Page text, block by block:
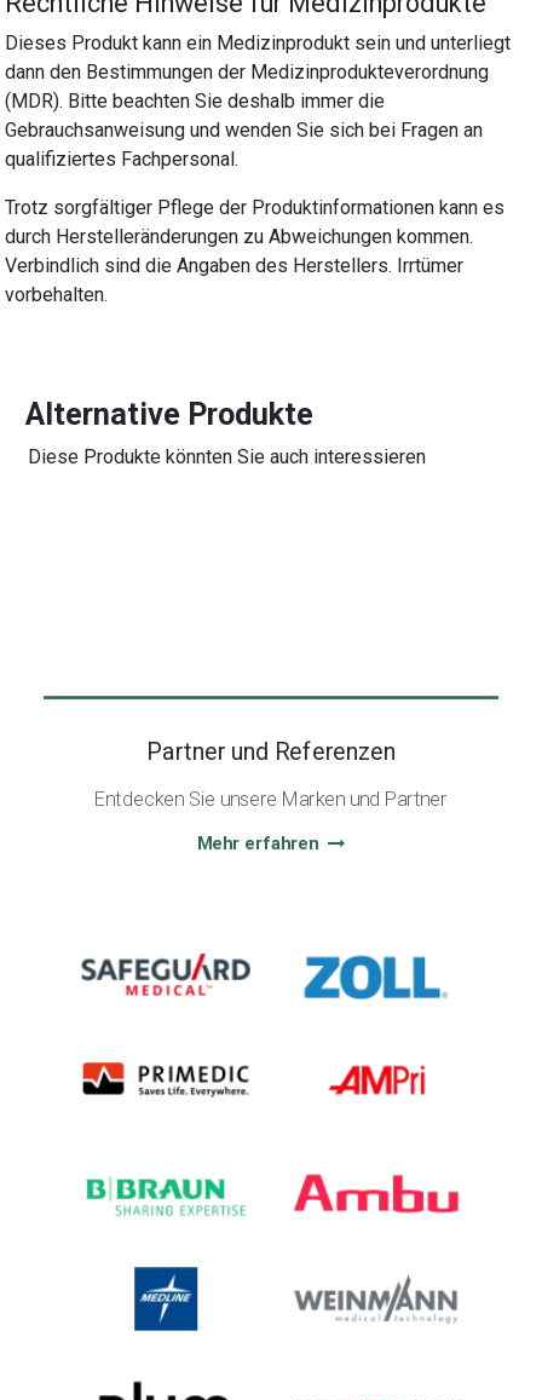
Dieses Produkt kann ein Medizinprodukt sein und unterliegt
dann den Bestimmungen der Medizinprodukteverordnung
(MDR). Bitte beachten Sie deshalb immer die
Gebrauchsanweisung und wenden Sie sich bei Fragen an
qualifiziertes Fachpersonal.
Trotz sorgfältiger Pflege der Produktinformationen kann es
durch Herstelleränderungen zu Abweichungen kommen.
Verbindlich sind die Angaben des Herstellers. Irrtümer
vorbehalten.
Alternative Produkte
Diese Produkte könnten Sie auch interessieren
Partner und Referenzen
Entdecken Sie unsere Marken und Partner
Mehr erfahren